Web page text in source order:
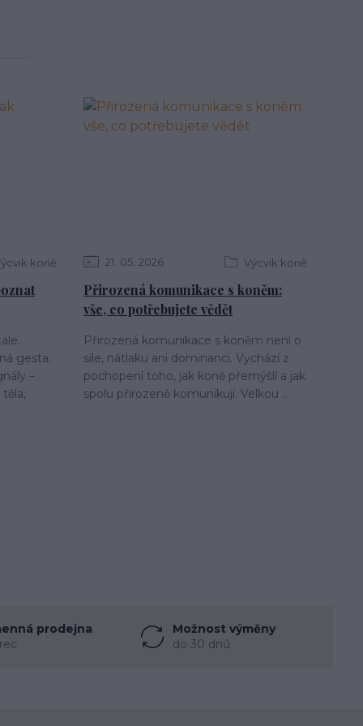
koně
gesta.
–
21 05 2026 Výcvik koně
Přirozená komunikace s koněm:
vše, co potřebujete vědět
Přirozená komunikace s koněm není o
síle, nátlaku ani dominanci. Vychází z
pochopení toho, jak koně přemýšlí a jak
spolu přirozeně komunikují. Velkou ...
prodejna
Možnost výměny
do 30 dnů